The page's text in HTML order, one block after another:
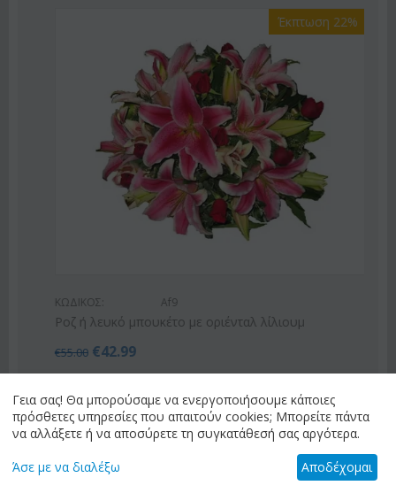
Έκπτωση 22%
ΚΩΔΙΚΟΣ: Af9
Ροζ ή λευκό μπουκέτο με οριένταλ λίλιουμ
55.00 €42.99
Γεια σας! Θα μπορούσαμε να ενεργοποιήσουμε κάποιες
πρόσθετες υπηρεσίες που απαιτούν cookies; Μπορείτε πάντα
να αλλάξετε ή να αποσύρετε τη συγκατάθεσή σας αργότερα.
Άσε με να διαλέξω Αποδέχομαι